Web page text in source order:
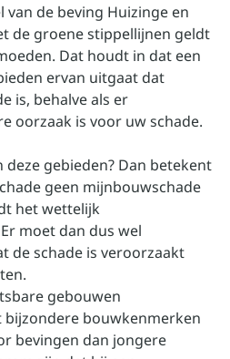
van de beving Huizinge en
de groene stippellijnen geldt
Dat houdt in dat een
ervan uitgaat dat
is, behalve als er
oorzaak is voor uw schade.
gebieden? Dan betekent
geen mijnbouwschade
het wettelijk
moet dan dus wel
de schade is veroorzaakt
gebouwen
bouwkenmerken
bevingen dan jongere